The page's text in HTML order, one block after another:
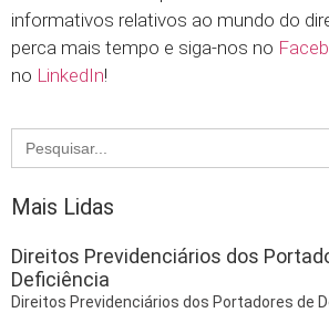
informativos relativos ao mundo do
perca mais tempo e siga-nos no
no LinkedIn!
Search
for:
Mais Lidas
Direitos Previdenciários dos
Deficiência
Direitos Previdenciários dos Portadores de